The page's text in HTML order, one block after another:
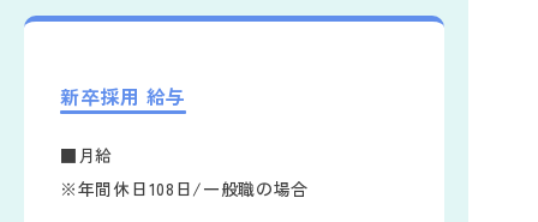
新卒採用 給与
■月給
※年間休日108日/一般職の場合